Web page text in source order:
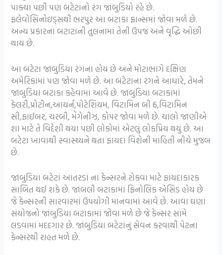
પાક્યા પછી પણ બટેટાનો રંગ જાંબુડિયો રહે છે.
ફલેવોસિનોઇડ્સથી ભરપુર આ બટાકા ફ્રાન્સમાં જોવા મળે છે.
અન્ય પ્રકારના બટાટાની તુલનામાં તેની ઉપજ અને વૃદ્ધિ ઓછી
થાય છે.
આ બટેટા જાંબુડિયા રંગના હોય છે અને મોટાભાગે દક્ષિણ
અમેરિકામાં પણ જોવા મળે છે. આ બટેટાના રંગને આધારે, તેમને
જાંબુડિયા બટાકા કહેવામાં આવે છે. જાંબુડિયા બટાકામાં
કેલરી,પ્રોટીન,આયર્ન,પોટેશિયમ, વિટામિન બી 6,વિટામિન
સી,ફાઈબર, ચરબી, મેંગેનીઝ, કોપર જોવા મળે છે. ચાલો જાણીએ
શા માટે તે વિદેશી થયા પછી લોકોમાં એટલું લોકપ્રિય થયું છે. આ
બટેટા ખાવાથી સ્વાસ્થ્યને થતા ફાયદા વિશેની માહિતી નીચે મુજબ
છે.
જાંબુડિયા બટેટાં આતરડાં ના કેન્સરને રોકવા માટે ફાયદાકારક
સાબિત થઈ શકે છે. જાંબલી બટાકામાં ફિનોલિક એસિડ હોય છે
જે કેન્સરની સારવારમાં ઉપયોગી માનવામાં આવે છે. આવા ઘણા
સંયોજનો જાંબુડિયા બટાકામાં જોવા મળે છે જે કેન્સર સામે
લડવામાં મદદગાર છે. જાંબુડિયા બટેટાંનું સેવન કરવાથી પેટના
કેન્સરથી રાહત મળે છે.